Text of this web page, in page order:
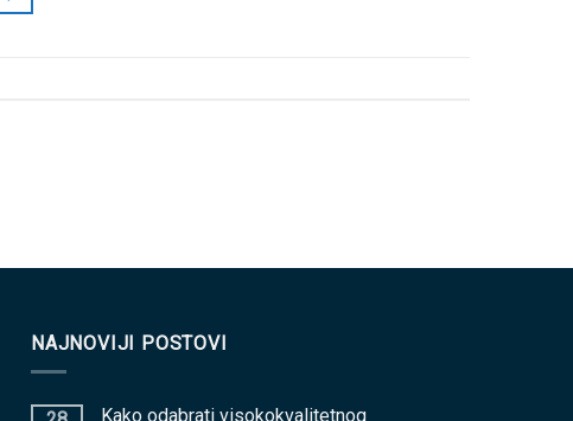
NAJNOVIJI POSTOVI
Kako odabrati visokokvalitetnog